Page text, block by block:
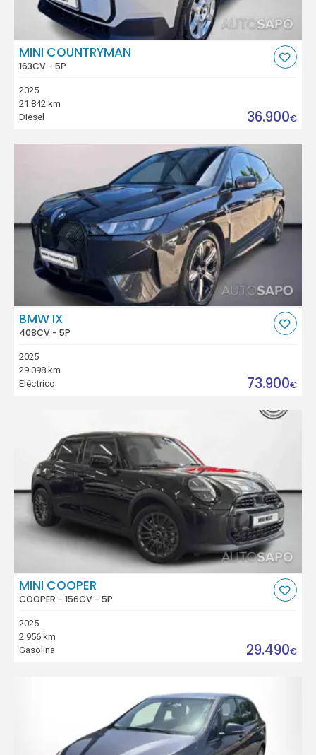
MINI COUNTRYMAN
163CV - 5P
2025
21.842 km
Diesel
36.900€
BMW IX
408CV - 5P
2025
29.098 km
Eléctrico
73.900€
MINI COOPER
COOPER - 156CV - 5P
2025
2.956 km
Gasolina
29.490€